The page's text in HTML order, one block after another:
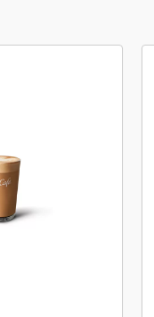
814 kilo joules | 194 kilo